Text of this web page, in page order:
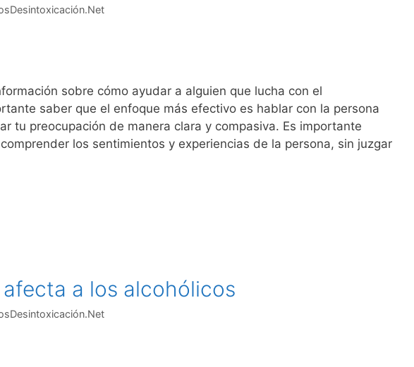
sobre cómo ayudar a alguien que lucha con el
saber que el enfoque más efectivo es hablar con la persona
tu preocupación de manera clara y compasiva. Es importante
los sentimientos y experiencias de la persona, sin juzgar
a los alcohólicos